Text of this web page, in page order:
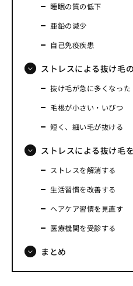
睡眠の質の低下
亜鉛の減少
自己免疫疾患
ストレスによる抜け毛
抜け毛が急に多くなった
毛根が小さい・いびつ
短く、細い毛が抜ける
ストレスによる抜け毛
ストレスを解消する
生活習慣を改善する
ヘアケア習慣を見直す
医療機関を受診する
まとめ